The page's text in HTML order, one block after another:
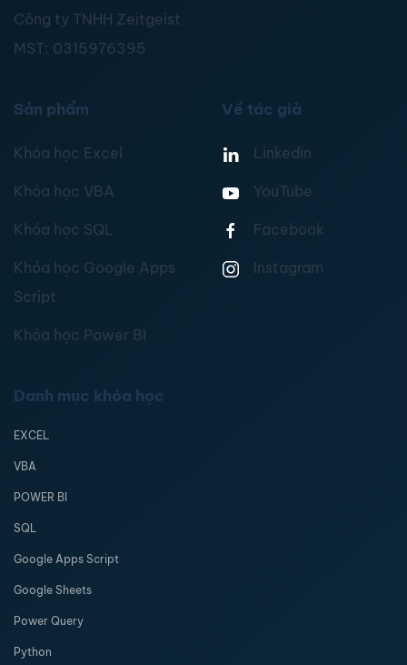
Công ty TNHH Zeitgeist
MST: 0315976395
Sản phẩm
Khóa học Excel
Khóa học VBA
Khóa học SQL
Khóa học Google Apps
Script
Khóa học Power BI
Về tác giả
Linkedin
YouTube
Facebook
Instagram
Danh mục khóa học
EXCEL
VBA
POWER BI
SQL
Google Apps Script
Google Sheets
Power Query
Python